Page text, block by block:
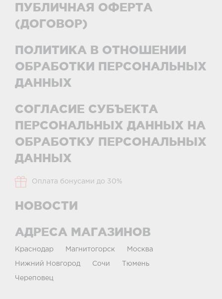
ПУБЛИЧНАЯ ОФЕРТА
(ДОГОВОР)
ПОЛИТИКА В ОТНОШЕНИИ
ОБРАБОТКИ ПЕРСОНАЛЬНЫХ
ДАННЫХ
СОГЛАСИЕ СУБЪЕКТА
ПЕРСОНАЛЬНЫХ ДАННЫХ НА
ОБРАБОТКУ ПЕРСОНАЛЬНЫХ
ДАННЫХ
Оплата бонусами до 30%
НОВОСТИ
АДРЕСА МАГАЗИНОВ
Краснодар Магнитогорск Москва
Нижний Новгород Сочи Тюмень
Череповец